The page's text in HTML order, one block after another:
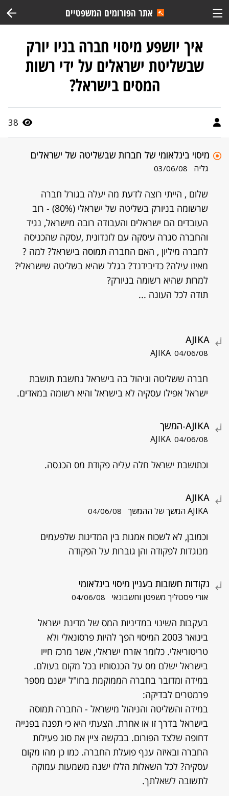
אתר הפורומים המשפטיים
איך יושפע מיסוי חברה בניו יורק
שבשליטת ישראלים על ידי רשות
המסים בישראל?
38
מיסוי בינלאומי של חברות שבשליטה של ישראלים
גליה 03/06/08
שלום , הייתי רוצה לדעת מה יעלה בגורל חברה
שרשומה בניורק בשליטה של ישראלי (80%) - רוב
העובדים הם ישראלים והעבודה רובה מישראל, נגיד
והחברה סגרה עיסקה עם לונדונית ,עסקה שהכניסה
לחברה מיליון , האם החברה תמוסה בישראל? למה ?
מאיזו עילה? כדיבידנד? בגלל שהיא בשליטה שישראלי?
למרות שהיא רשומה בניורק?
תודה לכל העונה ...
AJIKA
AJIKA 04/06/08
חברה ששליטה וניהול בה בישראל נחשבת תושבת
ישראל אפילו עסקיה לא בישראל והיא רשומה במאדים.
AJIKA-המשך
AJIKA 04/06/08
וכתושבת ישראל חלה עליה פקודת מס הכנסה.
AJIKA
AJIKA המשך של ההמשך 04/06/08
וכמובן, לא לשכוח אמנות בין המדינות שלפעמים
מנוגדות לפקודה והן גוברות על הפקודה
נקודות חשובות בעניין מיסוי בינלאומי
אורי פסטליך משפטן וחשבונאי 04/06/08
בעקבות השינוי במדיניות המס של מדינת ישראל
בינואר 2003 המיסוי הפך להיות פרסונאלי ולא
טריטוריאלי. כלומר אזרח ישראלי, אשר מרכז חייו
בישראל ישלם מס על הכנסותיו בכל מקום בעולם.
במידה ומדובר בחברה הממוקמת בחו"ל ישנם מספר
פרמטרים לבדיקה:
במידה והשליטה והניהול מישראל - החברה תמוסה
בישראל בדרך זו או אחרת. הצעתי היא כי תפנה בפנייה
דחופה שלצד הפורום. בבקשה ציין את סוג פעילות
החברה ובאיזה ענף פועלת החברה. כמו כן מהו מקום
עסקיה? לכל השאלות הללו ישנה משמעות עמוקה
לתשובה לשאלתך.